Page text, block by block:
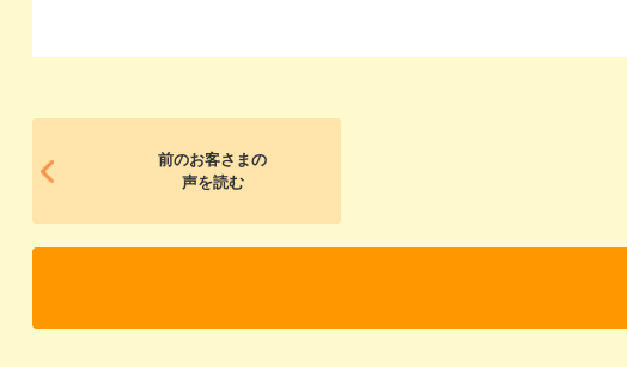
前のお客さまの
声を読む